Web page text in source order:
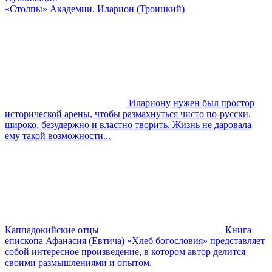
«Столпы» Академии. Иларион (Троицкий)
Илариону нужен был простор
исторической арены, чтобы размахнуться чисто по-русски,
широко, безудержно и властно творить. Жизнь не даровала
ему такой возможности...
Каппадокийские отцы
Книга
епископа Афанасия (Евтича) «Хлеб богословия» представляет
собой интересное произведение, в котором автор делится
своими размышлениями и опытом.